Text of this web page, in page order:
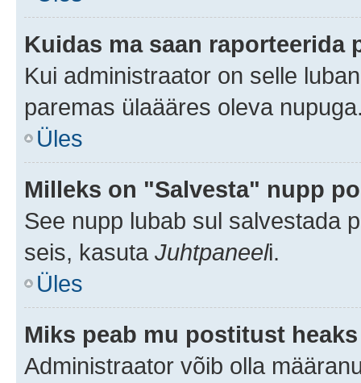
Kuidas ma saan raporteerida
Kui administraator on selle
paremas ülaääres oleva
Üles
Milleks on "Salvesta" nupp
See nupp lubab sul salvestada
seis, kasuta Juhtpaneeli.
Üles
Miks peab mu postitust
Administraator võib olla